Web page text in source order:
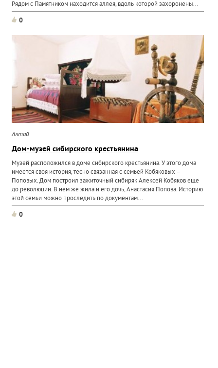
Рядом с Памятником находится аллея, вдоль которой захоронены...
0
Алтай
Дом-музей сибирского крестьянина
Музей расположился в доме сибирского крестьянина. У этого дома
имеется своя история, тесно связанная с семьей Кобяковых –
Поповых. Дом построил зажиточный сибиряк Алексей Кобяков еще
до революции. В нем же жила и его дочь, Анастасия Попова. Историю
этой семьи можно проследить по документам...
0